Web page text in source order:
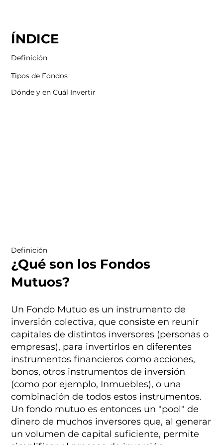
Definición
¿Qué son los Fondos
Mutuos?
Un Fondo Mutuo es un instrumento de
inversión colectiva, que consiste en reunir
capitales de distintos inversores (personas o
empresas), para invertirlos en diferentes
instrumentos financieros como acciones,
bonos, otros instrumentos de inversión
(como por ejemplo, Inmuebles), o una
combinación de todos estos instrumentos.
Un fondo mutuo es entonces un "pool" de
dinero de muchos inversores que, al generar
un volumen de capital suficiente, permite
ÍNDICE
Definición
Tipos de Fondos
Dónde y en Cuál Invertir